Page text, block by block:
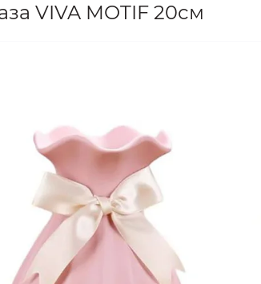
VIVA MOTIF 20см